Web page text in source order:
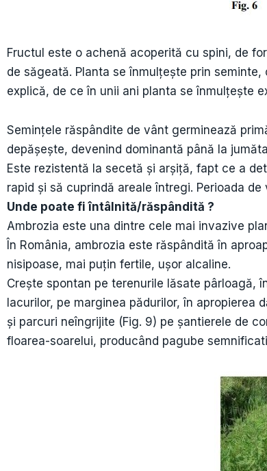
Fructul este o achenă acoperită cu spini, de
de săgeată. Planta se înmulţește prin
explică, de ce în unii ani planta se înmulțește
Semințele răspândite de vânt germinează
depășește, devenind dominantă până la
Este rezistentă la secetă și arșiță, fapt ce a
rapid și să cuprindă areale întregi. Perioada
Unde poate fi întâlnită/răspândită ?
Ambrozia este una dintre cele mai invazive
În România, ambrozia este răspândită în
nisipoase, mai puțin fertile, ușor alcaline.
Crește spontan pe terenurile lăsate pârloagă,
lacurilor, pe marginea pădurilor, în
și parcuri neîngrijite (Fig. 9) pe șantierele de
floarea-soarelui, producând pagube